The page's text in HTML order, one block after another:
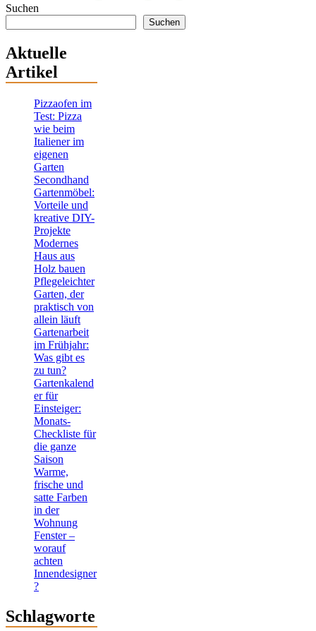
Suchen
Suchen
Aktuelle
Artikel
Pizzaofen im
Test: Pizza
wie beim
Italiener im
eigenen
Garten
Secondhand
Gartenmöbel:
Vorteile und
kreative DIY-
Projekte
Modernes
Haus aus
Holz bauen
Pflegeleichter
Garten, der
praktisch von
allein läuft
Gartenarbeit
im Frühjahr:
Was gibt es
zu tun?
Gartenkalend
er für
Einsteiger:
Monats-
Checkliste für
die ganze
Saison
Warme,
frische und
satte Farben
in der
Wohnung
Fenster –
worauf
achten
Innendesigner
?
Schlagworte